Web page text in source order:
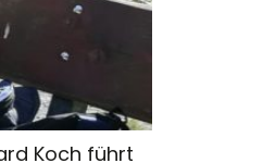
Koch führt